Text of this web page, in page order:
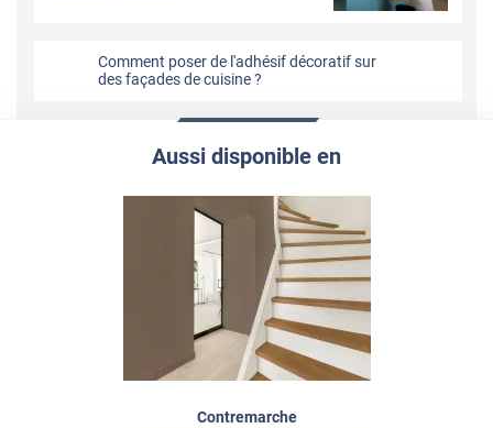
Comment poser de l'adhésif décoratif sur
des façades de cuisine ?
Aussi disponible en
Contremarche